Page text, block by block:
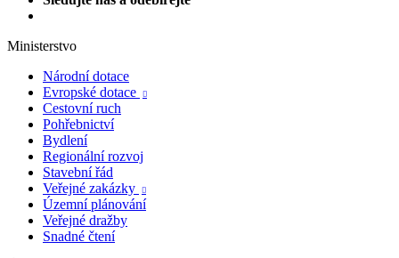
Ministerstvo
Národní dotace
Evropské dotace

Cestovní ruch
Pohřebnictví
Bydlení
Regionální rozvoj
Stavební řád
Veřejné zakázky

Územní plánování
Veřejné dražby
Snadné čtení